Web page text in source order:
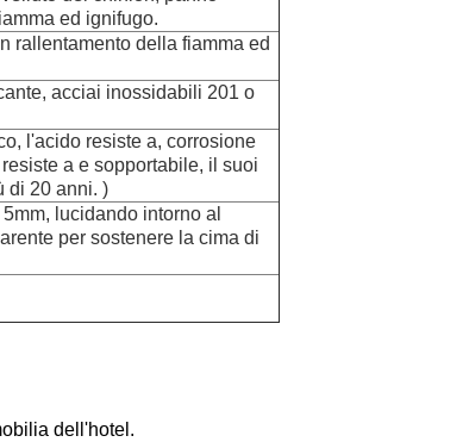
ed ignifugo.
rallentamento della fiamma ed
acciai inossidabili 201 o
l'acido resiste a, corrosione
a e sopportabile, il suoi
di 20 anni. )
lucidando intorno al
per sostenere la cima di
dell'hotel.